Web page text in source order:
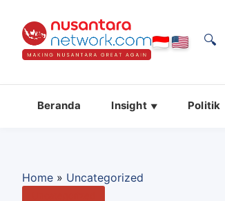
🔍
Beranda Insight Politik
Home » Uncategorized